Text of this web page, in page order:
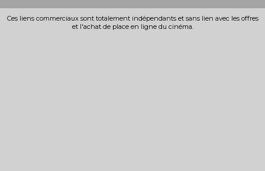
Ces liens commerciaux sont totalement indépendants et sans lien avec les offres
et l'achat de place en ligne du cinéma.